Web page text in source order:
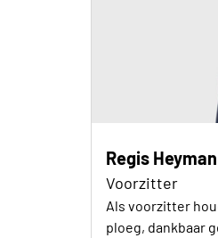
Regis Heyman
Voorzitter
Als voorzitter
ploeg, dankbaar